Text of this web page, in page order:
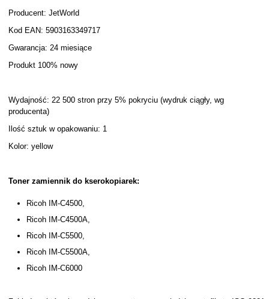
Producent: JetWorld
Kod EAN: 5903163349717
Gwarancja: 24 miesiące
Produkt 100% nowy
Wydajność: 22 500 stron przy 5% pokryciu (wydruk ciągły, wg
producenta)
Ilość sztuk w opakowaniu: 1
Kolor: yellow
Toner zamiennik do kserokopiarek:
Ricoh IM-C4500,
Ricoh IM-C4500A,
Ricoh IM-C5500,
Ricoh IM-C5500A,
Ricoh IM-C6000